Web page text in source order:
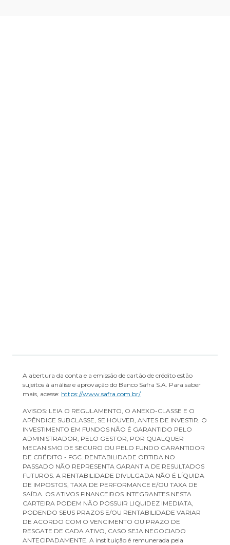
A abertura da conta e a emissão de cartão de crédito estão
sujeitos à análise e aprovação do Banco Safra S.A. Para saber
mais, acesse: https://www.safra.com.br/
AVISOS: LEIA O REGULAMENTO, O ANEXO-CLASSE E O
APÊNDICE SUBCLASSE, SE HOUVER, ANTES DE INVESTIR. O
INVESTIMENTO EM FUNDOS NÃO É GARANTIDO PELO
ADMINISTRADOR, PELO GESTOR, POR QUALQUER
MECANISMO DE SEGURO OU PELO FUNDO GARANTIDOR
DE CRÉDITO - FGC. RENTABILIDADE OBTIDA NO
PASSADO NÃO REPRESENTA GARANTIA DE RESULTADOS
FUTUROS. A RENTABILIDADE DIVULGADA NÃO É LÍQUIDA
DE IMPOSTOS, TAXA DE PERFORMANCE E/OU TAXA DE
SAÍDA. OS ATIVOS FINANCEIROS INTEGRANTES NESTA
CARTEIRA PODEM NÃO POSSUIR LIQUIDEZ IMEDIATA,
PODENDO SEUS PRAZOS E/OU RENTABILIDADE VARIAR
DE ACORDO COM O VENCIMENTO OU PRAZO DE
RESGATE DE CADA ATIVO, CASO SEJA NEGOCIADO
ANTECIPADAMENTE. A instituição é remunerada pela